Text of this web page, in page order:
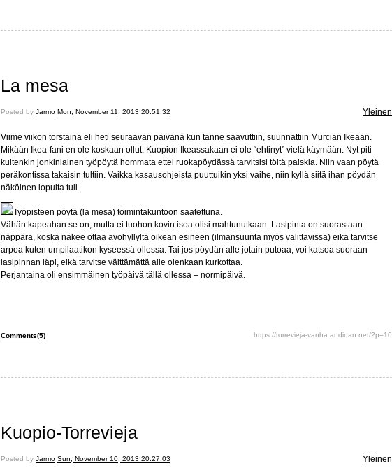
La mesa
Yleinen
Posted by JarmoPosted
Mon, November 11, 2013 20:51:32
Viime viikon torstaina eli heti seuraavan päivänä kun tänne saavuttiin, suunnattiin Murcian Ikeaan.
Mikään Ikea-fani en ole koskaan ollut. Kuopion Ikeassakaan ei ole “ehtinyt” vielä käymään. Nyt piti
kuitenkin jonkinlainen työpöytä hommata ettei ruokapöydässä tarvitsisi töitä paiskia. Niin vaan pöytä
peräkontissa takaisin tultiin. Vaikka kasausohjeista puuttuikin yksi vaihe, niin kyllä siitä ihan pöydän
näköinen lopulta tuli.
Työpisteen pöytä (la mesa) toimintakuntoon saatettuna.
Vähän kapeahan se on, mutta ei tuohon kovin isoa olisi mahtunutkaan. Lasipinta on suorastaan
näppärä, koska näkee ottaa avohyllyltä oikean esineen (ilmansuunta myös valittavissa) eikä tarvitse
arpoa kuten umpilaatikon kyseessä ollessa. Tai jos pöydän alle jotain putoaa, voi katsoa suoraan
lasipinnan läpi, eikä tarvitse välttämättä alle olenkaan kurkottaa.
Perjantaina oli ensimmäinen työpäivä tällä ollessa – normipäivä.
Comments(5) https://torrevieja-vanha.andinan.net/?p=10
Kuopio-Torrevieja
Yleinen
Posted by JarmoPosted
Sun, November 10, 2013 20:27:03